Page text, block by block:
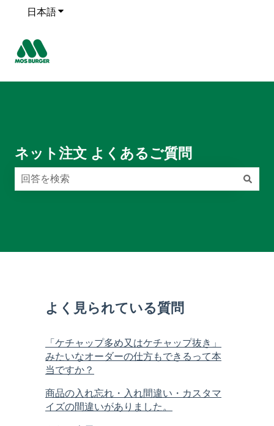
日本語翻訳のサブメニューを表示
ネット注文 よくあるご質問
よく見られている質問
「ケチャップ多め又はケチャップ抜き」
みたいなオーダーの仕方もできるって本
当ですか？
商品の入れ忘れ・入れ間違い・カスタマ
イズの間違いがありました。